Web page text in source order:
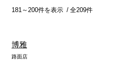
181～200件を表示 全209件
博雅
路面店